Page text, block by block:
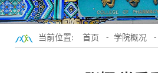
当前位置: 首页 - 学院概况 -